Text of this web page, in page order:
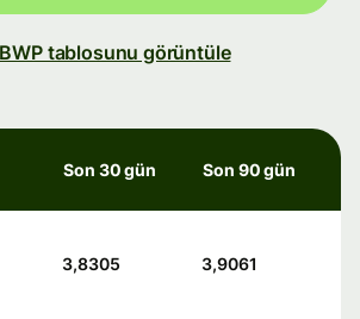
tablosunu görüntüle
Son 30 gün Son 90 gün
3,8305 3,9061